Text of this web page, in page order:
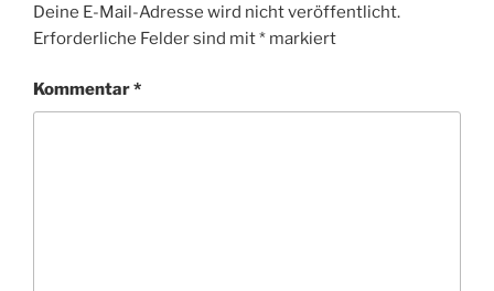
Deine E-Mail-Adresse wird nicht veröffentlicht.
Erforderliche Felder sind mit* markiert
Kommentar*